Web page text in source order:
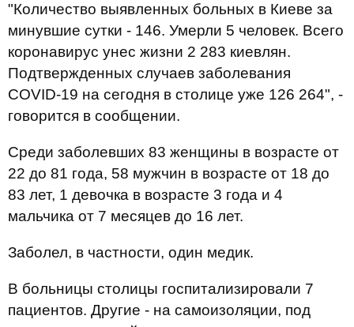
"Количество выявленных больных в Киеве за
минувшие сутки - 146. Умерли 5 человек. Всего
коронавирус унес жизни 2 283 киевлян.
Подтвержденных случаев заболевания
COVID-19 на сегодня в столице уже 126 264", -
говорится в сообщении.
Среди заболевших 83 женщины в возрасте от
22 до 81 года, 58 мужчин в возрасте от 18 до
83 лет, 1 девочка в возрасте 3 года и 4
мальчика от 7 месяцев до 16 лет.
Заболел, в частности, один медик.
В больницы столицы госпитализировали 7
пациентов. Другие - на самоизоляции, под